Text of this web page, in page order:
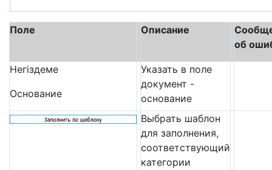
Поле Описание
об
Негіздеме
Основание
Указать в поле
документ -
основание
Выбрать шаблон
для заполнения,
соответствующий
категории